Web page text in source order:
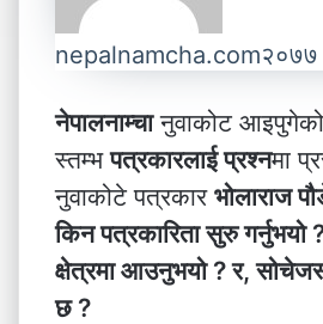
nepalnamcha.com२०७७
नेपालनाम्चानुवाकोट
स्तम्भपत्रकारलाई प्रश्नमा
नुवाकोटे पत्रकार भोलाराज
किन पत्रकारिता सुरु गर्नुभयो
क्षेत्रमा आउनुभयो ? र,
छ ?